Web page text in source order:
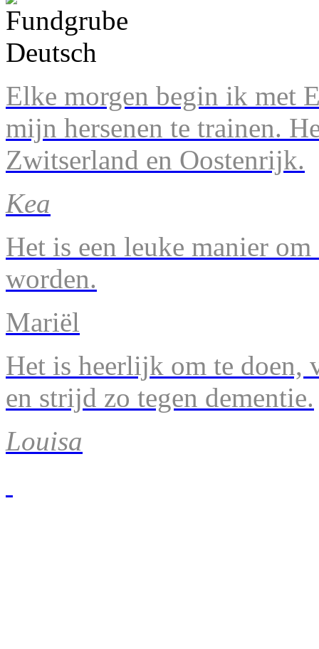
Elke morgen begin ik met
mijn hersenen te trainen.
Zwitserland en Oostenrijk.
Kea
Het is een leuke manier
worden.
Mariël
Het is heerlijk om te doen,
en strijd zo tegen dementie.
Louisa